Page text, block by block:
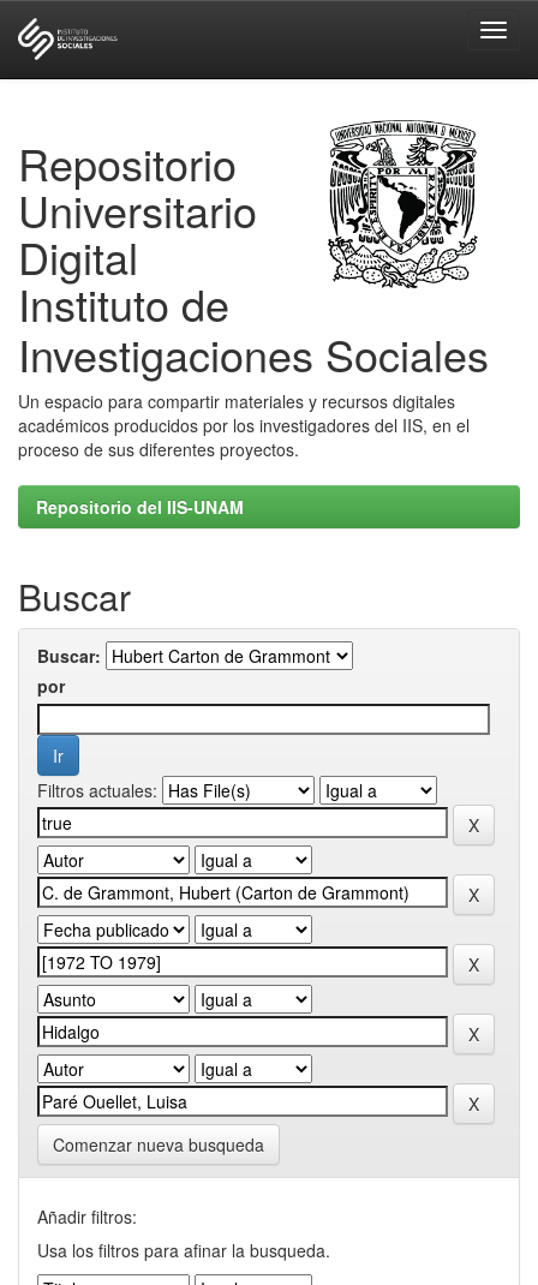
Repositorio
Universitario
Digital
Instituto de
Investigaciones Sociales
Un espacio para compartir materiales y recursos digitales
académicos producidos por los investigadores del IIS, en el
proceso de sus diferentes proyectos.
Repositorio del IIS-UNAM
Buscar
Buscar:
por
Filtros actuales:
Comenzar nueva busqueda
Añadir filtros:
Usa los filtros para afinar la busqueda.